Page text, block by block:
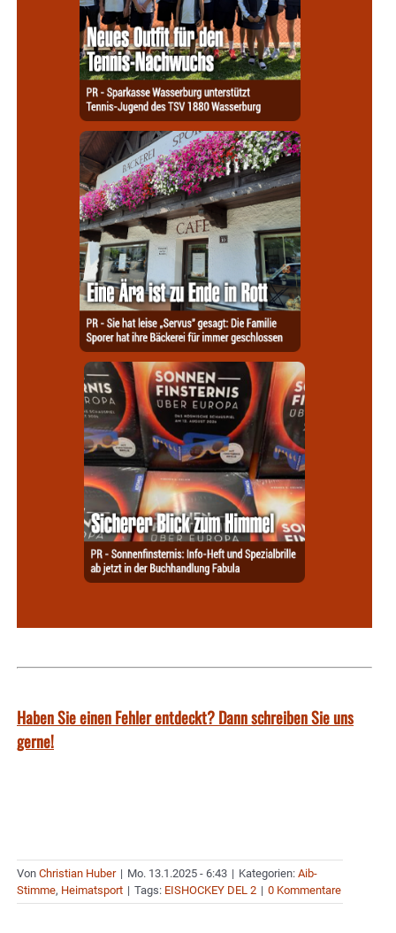
Haben Sie einen Fehler entdeckt? Dann schreiben Sie uns
gerne!
Von Christian Huber | Mo. 13.1.2025 - 6:43 | Kategorien: Aib-
Stimme, Heimatsport | Tags: EISHOCKEY DEL 2 | 0 Kommentare